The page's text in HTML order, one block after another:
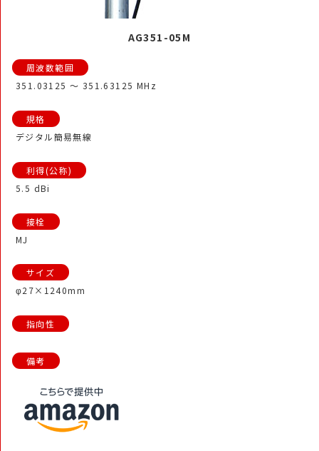
AG351-05M
351.03125 ～ 351.63125 MHz
デジタル簡易無線
5.5 dBi
MJ
φ27×1240mm